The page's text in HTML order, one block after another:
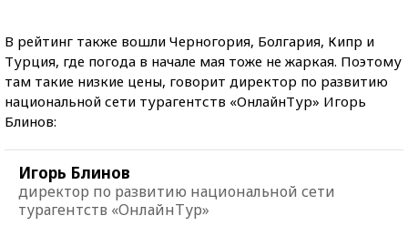
В рейтинг также вошли Черногория, Болгария, Кипр и
Турция, где погода в начале мая тоже не жаркая. Поэтому
там такие низкие цены, говорит директор по развитию
национальной сети турагентств «ОнлайнТур» Игорь
Блинов:
Игорь Блинов
директор по развитию национальной сети
турагентств «ОнлайнТур»